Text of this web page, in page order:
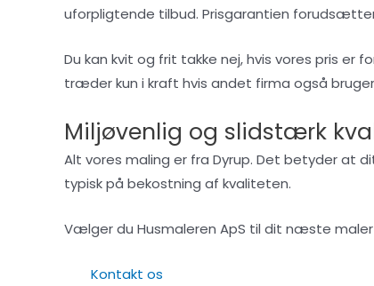
uforpligtende tilbud. Prisgarantien
Du kan kvit og frit takke nej, hvis vores pris
træder kun i kraft hvis andet firma også
Miljøvenlig og slidstærk
Alt vores maling er fra Dyrup. Det betyder at
typisk på bekostning af kvaliteten.
Vælger du Husmaleren ApS til dit næste
Kontakt os